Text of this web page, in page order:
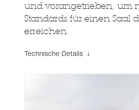
und vorangetrieben, um
Standards für einen Saal
erreichen.
Technische Details ↓